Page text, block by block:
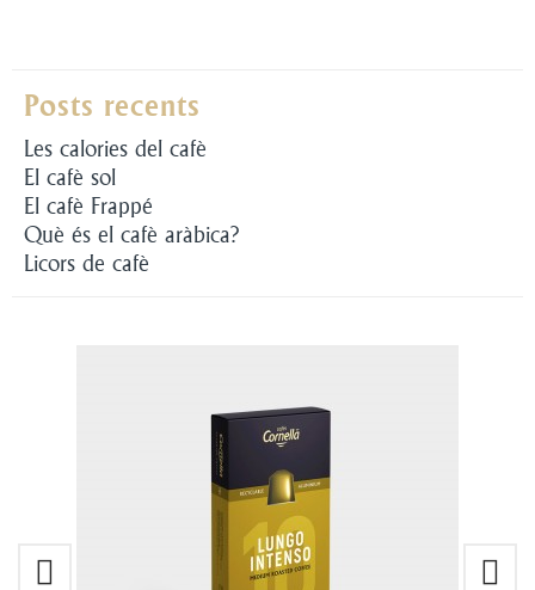
Posts recents
Les calories del cafè
El cafè sol
El cafè Frappé
Què és el cafè aràbica?
Licors de cafè